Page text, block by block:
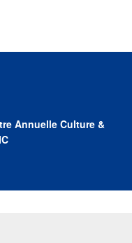
Annuelle Culture &